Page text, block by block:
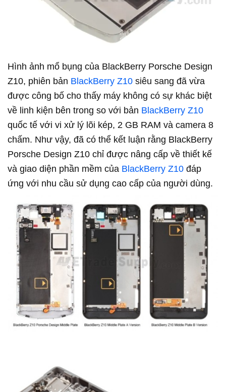
Hình ảnh mổ bụng của BlackBerry Porsche Design
Z10, phiên bản BlackBerry Z10 siêu sang đã vừa
được công bố cho thấy máy không có sự khác biệt
về linh kiện bên trong so với bản BlackBerry Z10
quốc tế với vi xử lý lõi kép, 2 GB RAM và camera 8
chấm. Như vậy, đã có thể kết luận rằng BlackBerry
Porsche Design Z10 chỉ được nâng cấp về thiết kế
và giao diện phần mềm của BlackBerry Z10 đáp
ứng với nhu cầu sử dụng cao cấp của người dùng.